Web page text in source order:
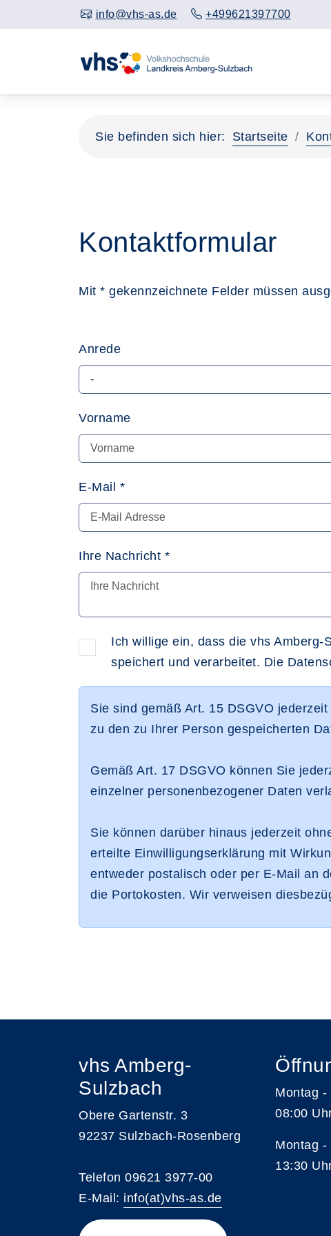
info@vhs-as.de +499621397700
Sie befinden sich hier: Startseite
Kontaktformular
Mit * gekennzeichnete Felder müssen
Anrede
Vorname
E-Mail *
Ihre Nachricht *
Ich willige ein, dass die vhs Amberg-
speichert und verarbeitet. Die
Sie sind gemäß Art. 15 DSGVO
zu den zu Ihrer Person gespeicherten
Gemäß Art. 17 DSGVO können Sie
einzelner personenbezogener Daten
Sie können darüber hinaus jederzeit
erteilte Einwilligungserklärung mit
entweder postalisch oder per E-Mail an
die Portokosten. Wir verweisen
vhs Amberg-
Sulzbach
Obere Gartenstr. 3
92237 Sulzbach-Rosenberg
Telefon 09621 3977-00
E-Mail: info(at)vhs-as.de
Montag -
08:00
Montag -
13:30